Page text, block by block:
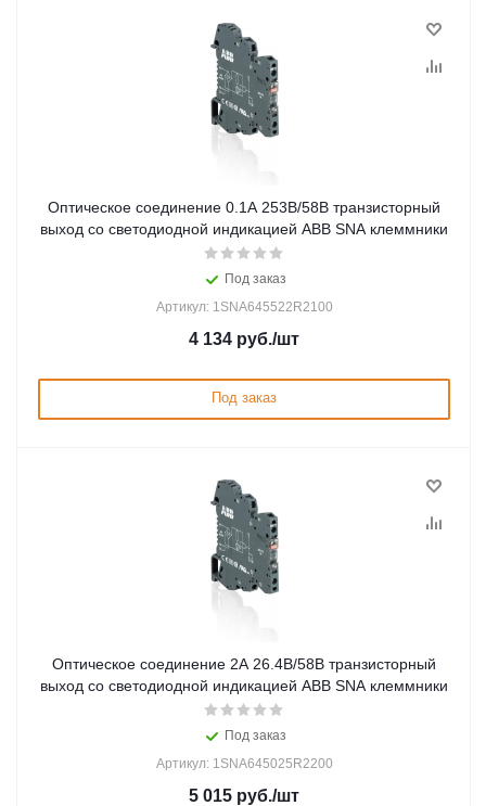
Оптическое соединение 0.1А 253В/58В транзисторный
выход со светодиодной индикацией ABB SNA клеммники
Под заказ
Артикул: 1SNA645522R2100
4 134 руб./шт
Под заказ
Оптическое соединение 2А 26.4В/58В транзисторный
выход со светодиодной индикацией ABB SNA клеммники
Под заказ
Артикул: 1SNA645025R2200
5 015 руб./шт